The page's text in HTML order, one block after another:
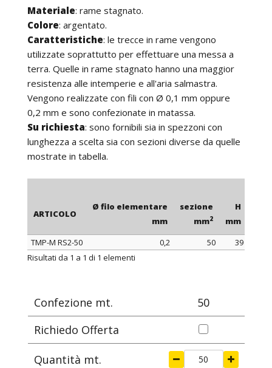
Materiale: rame stagnato.
Colore: argentato.
Caratteristiche: le trecce in rame vengono
utilizzate soprattutto per effettuare una messa a
terra. Quelle in rame stagnato hanno una maggior
resistenza alle intemperie e all'aria salmastra.
Vengono realizzate con fili con Ø 0,1 mm oppure
0,2 mm e sono confezionate in matassa.
Su richiesta: sono fornibili sia in spezzoni con
lunghezza a scelta sia con sezioni diverse da quelle
mostrate in tabella.
ARTICOLO
Ø filo elementare
mm
sezione
mm2
H
mm
ARTICOLO
Ø filo elementare
TMP-M RS2-50 0,2 50
39
Risultati da 1 a 1 di 1 elementi
Confezione mt.
50
Richiedo Offerta
Quantità mt.